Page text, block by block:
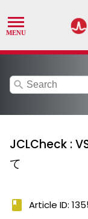
search
JCLCheck :
て
book Article ID: